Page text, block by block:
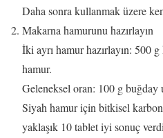
Daha sonra kullanmak üzere
Makarna hamurunu hazırlayın
İki ayrı hamur hazırlayın: 500
hamur.
Geleneksel oran: 100 g
Siyah hamur için bitkisel
yaklaşık 10 tablet iyi sonuç